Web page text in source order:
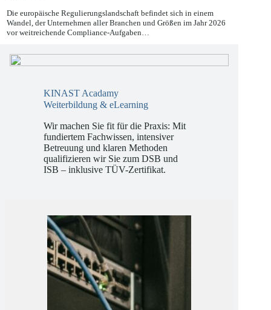
27.05.2026
Die europäische Regulierungslandschaft befindet sich in einem
Wandel, der Unternehmen aller Branchen und Größen im Jahr 2026
KINAST Acadamy
Wir machen Sie fit für die Praxis: Mit
fundiertem Fachwissen, intensiver
Betreuung und klaren Methoden
qualifizieren wir Sie zum DSB und